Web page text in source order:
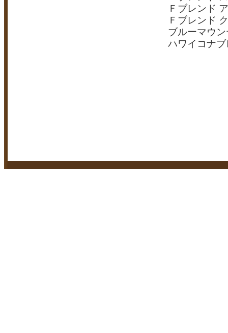
Ｆブレンド
Ｆブレンド
ブルーマウ
ハワイコナ